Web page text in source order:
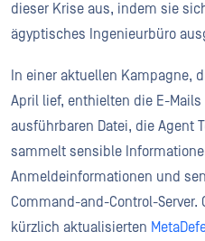
dieser Krise aus, indem sie
ägyptisches Ingenieurbüro
In einer aktuellen Kampagne,
April lief, enthielten die E-
ausführbaren Datei, die Agent
sammelt sensible
Anmeldeinformationen und
Command-and-Control-Server.
kürzlich aktualisierten